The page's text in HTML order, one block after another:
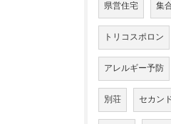
県営住宅 集
トリコスポロン
アレルギー予防
別荘 セカン